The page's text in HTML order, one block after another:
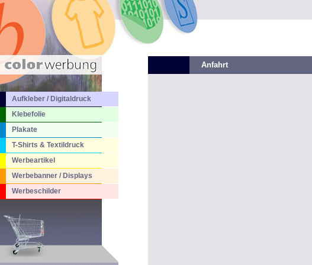
Aufkleber / Digitaldruck
Klebefolie
Plakate
T-Shirts & Textildruck
Werbeartikel
Werbebanner / Displays
Werbeschilder
Anfahrt